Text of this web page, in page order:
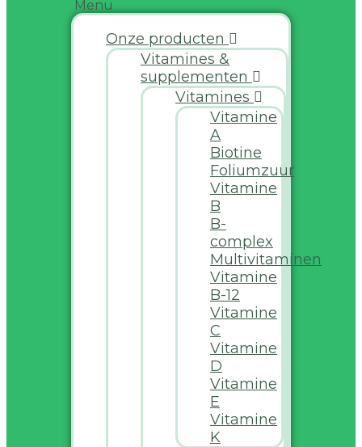
Menu
Onze producten
Vitamines &
supplementen
Vitamines
Vitamine
A
Biotine
Foliumzuur
Vitamine
B
B-
complex
Multivitaminen
Vitamine
B-12
Vitamine
C
Vitamine
D
Vitamine
E
Vitamine
K